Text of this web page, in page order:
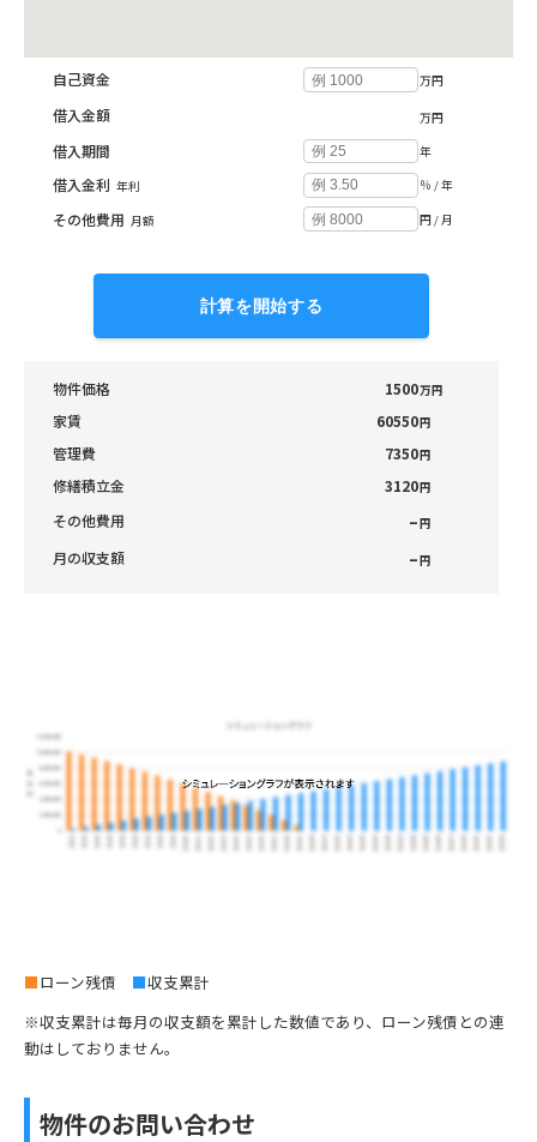
自己資金 万円
借入金額 万円
借入期間 年
借入金利 年利 ％ / 年
その他費用 月額 円 / 月
計算を開始する
物件価格 1500万円
家賃 60550円
管理費 7350円
修繕積立金 3120円
その他費用 –円
月の収支額 –円
■ローン残債 ■収支累計
※収支累計は毎月の収支額を累計した数値であり、ローン残債との連
動はしておりません。
物件のお問い合わせ